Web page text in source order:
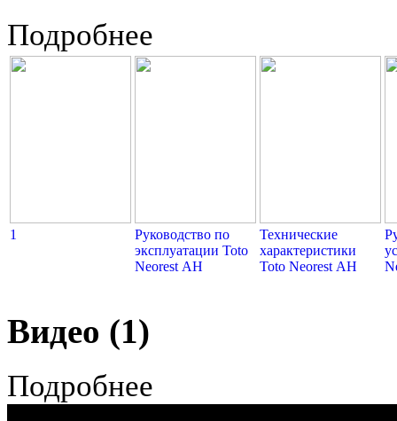
Подробнее
1
Руководство по
эксплуатации Toto
Neorest АH
Технические
характеристики
Toto Neorest АH
Видео (1)
Подробнее